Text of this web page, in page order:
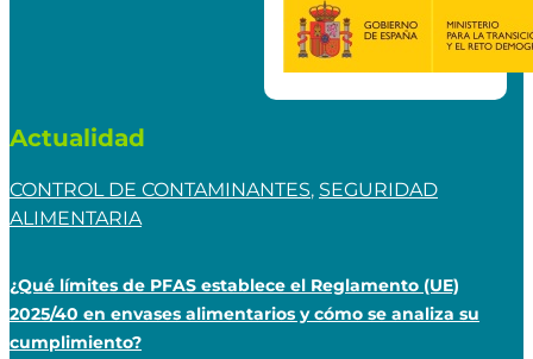
Actualidad
CONTROL DE CONTAMINANTES, SEGURIDAD
ALIMENTARIA
¿Qué límites de PFAS establece el Reglamento (UE)
2025/40 en envases alimentarios y cómo se analiza su
cumplimiento?